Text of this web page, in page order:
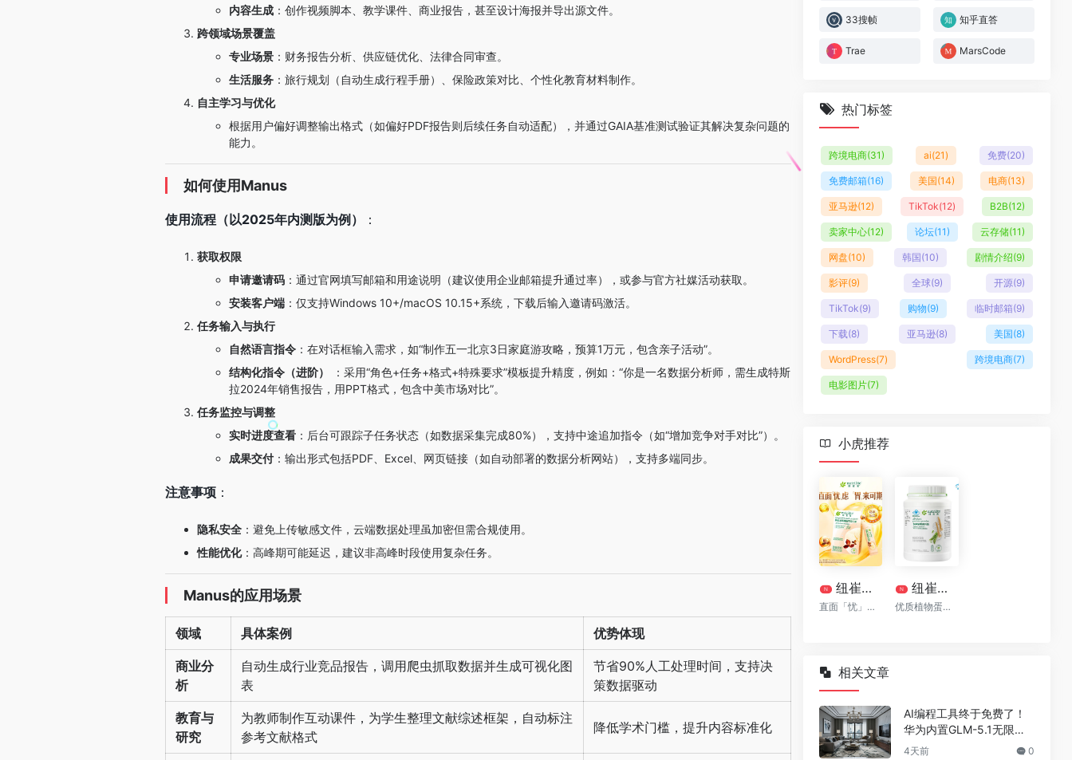
内容生成 ：创作视频脚本、教学课件、商业报告，甚至设计海报并导出源文件。
跨领域场景覆盖
专业场景 ：财务报告分析、供应链优化、法律合同审查。
生活服务 ：旅行规划（自动生成行程手册）、保险政策对比、个性化教育材料制作。
自主学习与优化
根据用户偏好调整输出格式（如偏好PDF报告则后续任务自动适配），并通过GAIA基准测试验证其解决复杂问题的
能力。
如何使用Manus
使用流程（以2025年内测版为例） ：
获取权限
申请邀请码 ：通过官网填写邮箱和用途说明（建议使用企业邮箱提升通过率），或参与官方社媒活动获取。
安装客户端 ：仅支持Windows 10+/macOS 10.15+系统，下载后输入邀请码激活。
任务输入与执行
自然语言指令 ：在对话框输入需求，如“制作五一北京3日家庭游攻略，预算1万元，包含亲子活动”。
结构化指令（进阶）
：采用“角色+任务+格式+特殊要求”模板提升精度，例如：“你是一名数据分析师，需生成特斯
拉2024年销售报告，用PPT格式，包含中美市场对比”。
任务监控与调整
实时进度查看 ：后台可跟踪子任务状态（如数据采集完成80%），支持中途追加指令（如“增加竞争对手对比”）。
成果交付：输出形式包括PDF、Excel、网页链接（如自动部署的数据分析网站），支持多端同步。
注意事项 ：
隐私安全 ：避免上传敏感文件，云端数据处理虽加密但需合规使用。
性能优化：高峰期可能延迟，建议非高峰时段使用复杂任务。
Manus的应用场景
领域 具体案例 优势体现
商业分
析
自动生成行业竞品报告，调用爬虫抓取数据并生成可视化图
表
节省90%人工处理时间，支持决
策数据驱动
教育与
研究
为教师制作互动课件，为学生整理文献综述框架，自动标注
参考文献格式
降低学术门槛，提升内容标准化
33搜帧 知乎直答
Trae MarsCode
热门标签
跨境电商(31) ai(21) 免费(20)
免费邮箱(16) 美国(14) 电商(13)
亚马逊(12) TikTok(12) B2B(12)
卖家中心(12) 论坛(11) 云存储(11)
网盘(10) 韩国(10) 剧情介绍(9)
影评(9) 全球(9) 开源(9)
TikTok(9) 购物(9) 临时邮箱(9)
下载(8) 亚马逊(8) 美国(8)
WordPress(7) 跨境电商(7)
电影图片(7)
小虎推荐
N 纽崔莱清幽植萃益生菌[清幽菌]
直面「忧」虑 「胃」来可期
N 纽崔莱®多种植物蛋白粉770克
优质植物蛋白质
相关文章
AI编程工具终于免费了！
华为内置GLM-5.1无限
用，npm装完就能写代码
4天前 0